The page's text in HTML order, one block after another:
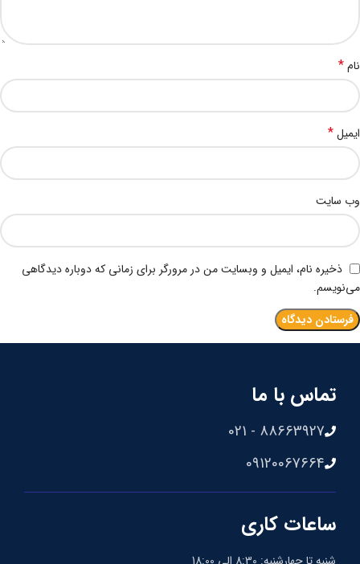
نام*
ایمیل*
وب‌ سایت
ذخیره نام، ایمیل و وبسایت من در مرورگر برای زمانی که دوباره دیدگاهی
می‌نویسم.
تماس با ما
88663927 - 021
09120067664
ساعات کاری